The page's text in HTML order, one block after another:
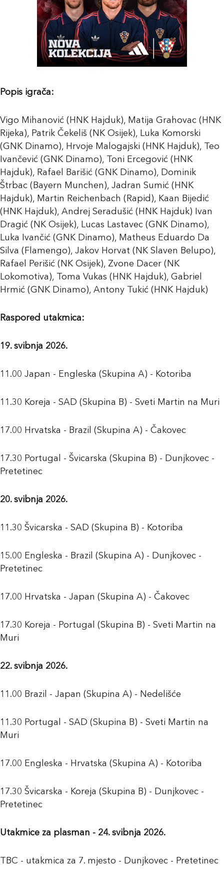
Popis igrača:
Vigo Mihanović (HNK Hajduk), Matija Grahovac (HNK
Rijeka), Patrik Čekeliš (NK Osijek), Luka Komorski
(GNK Dinamo), Hrvoje Malogajski (HNK Hajduk), Teo
Ivančević (GNK Dinamo), Toni Ercegović (HNK
Hajduk), Rafael Barišić (GNK Dinamo), Dominik
Štrbac (Bayern Munchen), Jadran Sumić (HNK
Hajduk), Martin Reichenbach (Rapid), Kaan Bijedić
(HNK Hajduk), Andrej Seradušić (HNK Hajduk) Ivan
Dragić (NK Osijek), Lucas Lastavec (GNK Dinamo),
Luka Ivančić (GNK Dinamo), Matheus Eduardo Da
Silva (Flamengo), Jakov Horvat (NK Slaven Belupo),
Rafael Perišić (NK Osijek), Zvone Dacer (NK
Lokomotiva), Toma Vukas (HNK Hajduk), Gabriel
Hrmić (GNK Dinamo), Antony Tukić (HNK Hajduk)
Raspored utakmica:
19. svibnja 2026.
11.00 Japan - Engleska (Skupina A) - Kotoriba
11.30 Koreja - SAD (Skupina B) - Sveti Martin na Muri
17.00 Hrvatska - Brazil (Skupina A) - Čakovec
17.30 Portugal - Švicarska (Skupina B) - Dunjkovec -
Pretetinec
20. svibnja 2026.
11.30 Švicarska - SAD (Skupina B) - Kotoriba
15.00 Engleska - Brazil (Skupina A) - Dunjkovec -
Pretetinec
17.00 Hrvatska - Japan (Skupina A) - Čakovec
17.30 Koreja - Portugal (Skupina B) - Sveti Martin na
Muri
22. svibnja 2026.
11.00 Brazil - Japan (Skupina A) - Nedelišće
11.30 Portugal - SAD (Skupina B) - Sveti Martin na
Muri
17.00 Engleska - Hrvatska (Skupina A) - Kotoriba
17.30 Švicarska - Koreja (Skupina B) - Dunjkovec -
Pretetinec
Utakmice za plasman - 24. svibnja 2026.
TBC - utakmica za 7. mjesto - Dunjkovec - Pretetinec